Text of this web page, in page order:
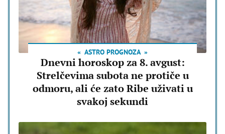
ASTRO PROGNOZA
Dnevni horoskop za 8. avgust:
Strelčevima subota ne protiče u
odmoru, ali će zato Ribe uživati u
svakoj sekundi